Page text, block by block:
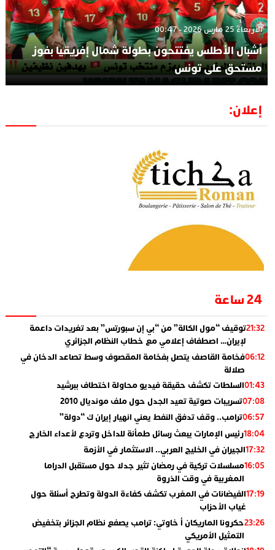
الأربعاء 25 مارس 2026 - 00:47
أشبال الأطلس يفتتحون بطولة شمال إفريقيا بفوز
مستحق على تونس
إعلان:
24 ساعة
21:32توقيف “مول الكالة” من “بي إن سبورتس” بعد تغريدات داعمة
لإيران… اصطفاف إعلامي مع خطاب النظام الجزائري
06:12فخامة القاصف يتصل بفخامة المقصوف وسط تصاعد الدخان في
صلالة
01:43السلطات تكشف حقيقة فيديو محاولة اختطاف ببرشيد
07:08تسريبات صوتية تعيد الجدل حول ملف مونديال 2010
06:57ترامب.. وقف تدفق النفط يعني انهيار إيران ك “دولة”
18:04رئيس الإمارات يبعث رسائل طمأنة للداخل وتردع لأعداء الخارج
17:32الجيران في الخليج العربي.. الاستثمار في الأزمة
16:05مسلسلات تركية في رمضان تثير جدلا حول مستقبل الدراما
المغربية في وقت الذروة
17:19الفيضانات في المغرب تكشف كفاءة الدولة وتطرح أسئلة حول
غياب الأحزاب
23:26حكرونا الماريكان أ خاوتي: ترامب يصفع نظام الجزائر بتخفيض
التمثيل الأمريكي